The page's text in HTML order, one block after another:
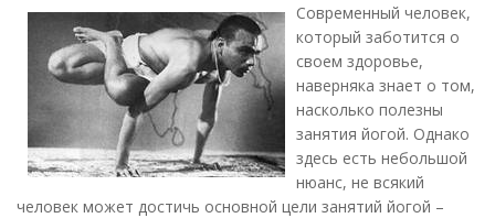
Современный человек,
который заботится о
своем здоровье,
наверняка знает о том,
насколько полезны
занятия йогой. Однако
здесь есть небольшой
нюанс, не всякий
человек может достичь основной цели занятий йогой –